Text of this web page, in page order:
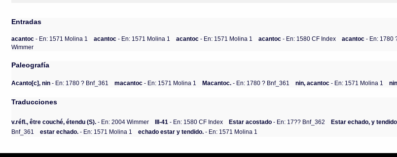
Entradas
acantoc- En: 1571 Molina 1 acantoc- En: 1571 Molina 1 acantoc- En: 1571 Molina 1 acantoc- En: 1580 CF Index acantoc- En: 1780
Wimmer
Paleografía
Acanto[c], nin - En: 1780 ? Bnf_361 macantoc - En: 1571 Molina 1 Macantoc. - En: 1780 ? Bnf_361 nin, acantoc - En: 1571 Molina 1
Traducciones
v.réfl., être couché, étendu (S). - En: 2004 Wimmer III-41 - En: 1580 CF Index Estar acostado - En: 17?? Bnf_362 Estar echado, y tendido
Bnf_361
estar echado. - En: 1571 Molina 1 echado estar y tendido. - En: 1571 Molina 1